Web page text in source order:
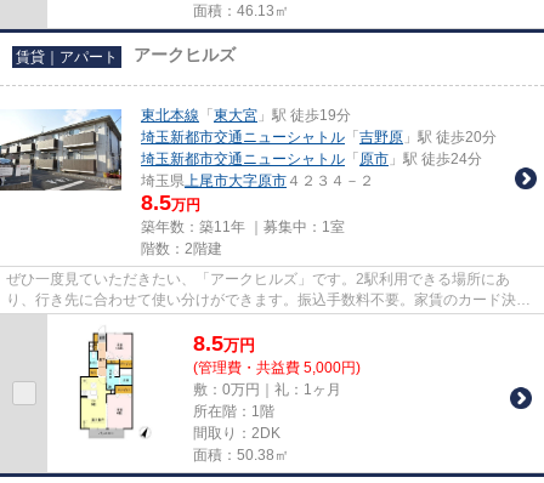
面積：46.13㎡
賃貸｜アパート アークヒルズ
東北本線 「 東大宮 」駅 徒歩19分
埼玉新都市交通ニューシャトル 「 吉野原 」駅 徒歩20分
埼玉新都市交通ニューシャトル 「 原市 」駅 徒歩24分
埼玉県上尾市大字原市 ４２３４－２
8.5万円
築年数：築11年 ｜募集中： 1室
階数：2階建
ぜひ一度見ていただきたい、「アークヒルズ」です。2駅利用できる場所にあ
り、行き先に合わせて使い分けができます。振込手数料不要。家賃のカード決済
8.5万円
(管理費・共益費 5,000円)
敷：0万円｜礼：1ヶ月
所在階：1階
間取り：2DK
面積：50.38㎡